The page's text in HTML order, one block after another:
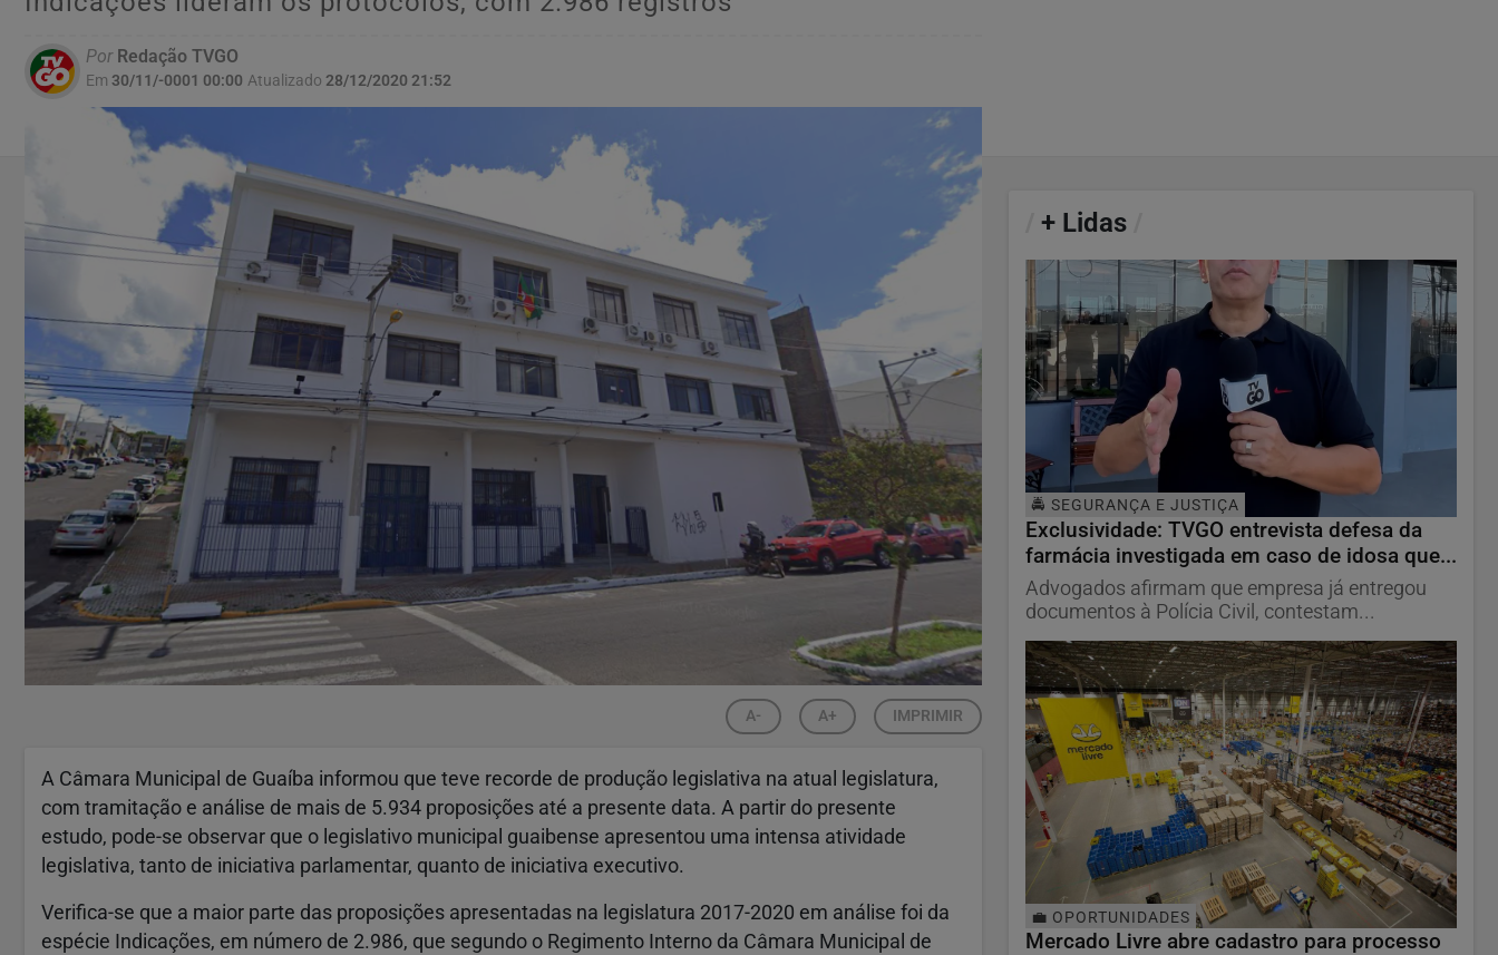
PorRedação TVGO
Em 30/11/-0001 00:00 Atualizado 28/12/2020 21:52
A- A+ IMPRIMIR
A Câmara Municipal de Guaíba informou que teve recorde de produção legislativa na atual legislatura,
com tramitação e análise de mais de 5.934 proposições até a presente data. A partir do presente
estudo, pode-se observar que o legislativo municipal guaibense apresentou uma intensa atividade
legislativa, tanto de iniciativa parlamentar, quanto de iniciativa executivo.
Verifica-se que a maior parte das proposições apresentadas na legislatura 2017-2020 em análise foi da
espécie Indicações, em número de 2.986, que segundo o Regimento Interno da Câmara Municipal de
+ Lidas
🚔 SEGURANÇA E JUSTIÇA
Exclusividade: TVGO entrevista defesa da
farmácia investigada em caso de idosa que...
Advogados afirmam que empresa já entregou
documentos à Polícia Civil, contestam...
💼 OPORTUNIDADES
Mercado Livre abre cadastro para processo